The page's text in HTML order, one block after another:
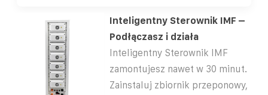
Inteligentny Sterownik IMF –
Podłączasz i działa
Inteligentny Sterownik IMF
zamontujesz nawet w 30 minut.
Zainstaluj zbiornik przeponowy,